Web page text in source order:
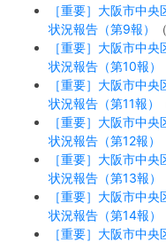
［重要］大阪市中
状況報告（第9報）
［重要］大阪市中
状況報告（第10報）
［重要］大阪市中
状況報告（第11報）
［重要］大阪市中
状況報告（第12報）
［重要］大阪市中
状況報告（第13報）
［重要］大阪市中
状況報告（第14報）
［重要］大阪市中